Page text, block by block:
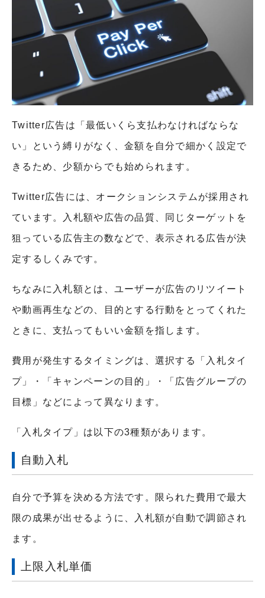
Twitter広告は「最低いくら支払わなければならな
い」という縛りがなく、金額を自分で細かく設定で
きるため、少額からでも始められます。
Twitter広告には、オークションシステムが採用され
ています。入札額や広告の品質、同じターゲットを
狙っている広告主の数などで、表示される広告が決
定するしくみです。
ちなみに入札額とは、ユーザーが広告のリツイート
や動画再生などの、目的とする行動をとってくれた
ときに、支払ってもいい金額を指します。
費用が発生するタイミングは、選択する「入札タイ
プ」・「キャンペーンの目的」・「広告グループの
目標」などによって異なります。
「入札タイプ」は以下の3種類があります。
自動入札
自分で予算を決める方法です。限られた費用で最大
限の成果が出せるように、入札額が自動で調節され
ます。
上限入札単価